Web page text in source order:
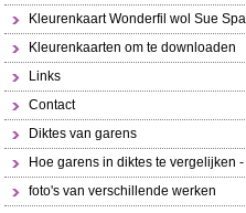
Kleurenkaart Wonderfil wol Sue
Kleurenkaarten om te downloaden
Links
Contact
Diktes van garens
Hoe garens in diktes te vergelijken
foto's van verschillende werken